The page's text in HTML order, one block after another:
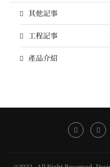
其他記事
工程記事
產品介紹